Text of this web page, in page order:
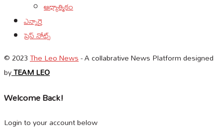
ఆధ్యాత్మికం
ఎన్నారై
ప్రెస్ నోట్స్
© 2023The Leo News- A collabrative News Platform designed
byTEAM LEO
Welcome Back!
Login to your account below